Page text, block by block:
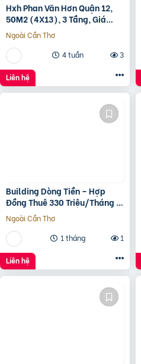
Hxh Phan Văn Hơn Quận 12,
50M2 (4X13), 3 Tầng, Giá
4.96 Tỷ
Ngoài Cần Thơ
4 tuần
3
Liên hệ
Building Dòng Tiền – Hợp
Đồng Thuê 330 Triệu/Tháng –
Quận 5, Tp.hcm -139Ty
Ngoài Cần Thơ
1 tháng
1
Liên hệ